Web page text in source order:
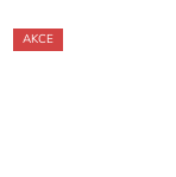
AKCE